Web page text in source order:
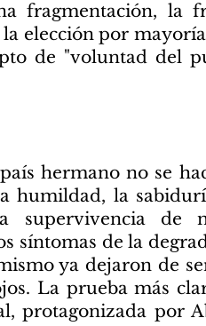
fragmentación, la
elección por
de "voluntad del
hermano no se
humildad, la
supervivencia de
síntomas de la
ya dejaron de
La prueba más
protagonizada por